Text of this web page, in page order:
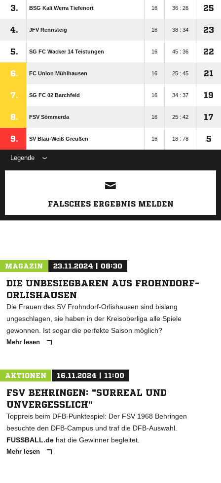
3. BSG Kali Werra Tiefenort 16 36 : 26 25
4. JFV Rennsteig 16 38 : 34 23
5. SG FC Wacker 14 Teistungen 16 45 : 36 22
6. FC Union Mühlhausen 16 25 : 45 21
7. SG FC 02 Barchfeld 16 34 : 37 19
8. FSV Sömmerda 16 25 : 42 17
9. SV Blau-Weiß Greußen 16 18 : 78 5
Legende
ANZEIGE
FALSCHES ERGEBNIS MELDEN
MAGAZIN 23.11.2024 | 08:30
DIE UNBESIEGBAREN AUS FROHNDORF-
ORLISHAUSEN
Die Frauen des SV Frohndorf-Orlishausen sind bislang
ungeschlagen, sie haben in der Kreisoberliga alle Spiele
gewonnen. Ist sogar die perfekte Saison möglich?
Mehr lesen
AKTIONEN 16.11.2024 | 11:00
FSV BEHRINGEN: "SURREAL UND
UNVERGESSLICH"
Toppreis beim DFB-Punktespiel: Der FSV 1968 Behringen
besuchte den DFB-Campus und traf die DFB-Auswahl.
FUSSBALL.de hat die Gewinner begleitet.
Mehr lesen